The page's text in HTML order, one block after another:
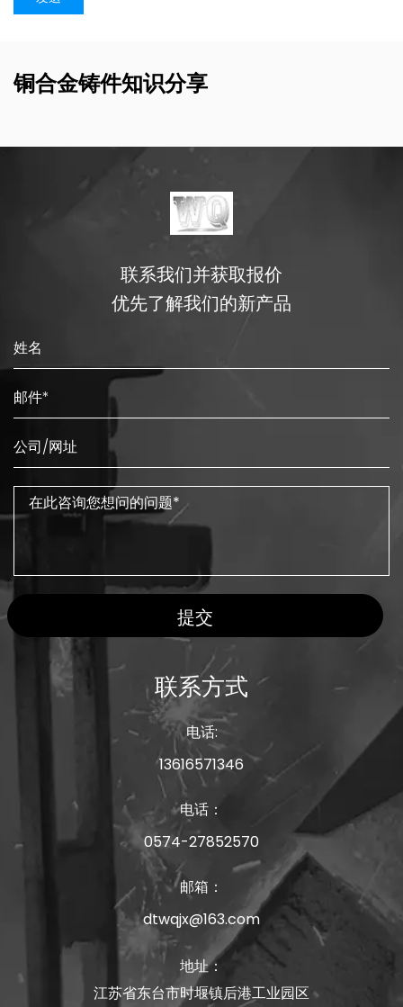
铜合金铸件知识分享
联系我们并获取报价
优先了解我们的新产品
提交
联系方式
电话:
13616571346
电话：
0574-27852570
邮箱：
dtwqjx@163.com
地址：
江苏省东台市时堰镇后港工业园区